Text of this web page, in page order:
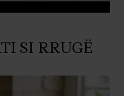
SI RRUGË